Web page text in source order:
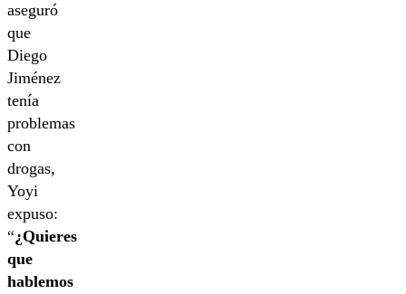
aseguró
que
Diego
Jiménez
tenía
problemas
con
drogas,
Yoyi
expuso:
“¿Quieres
que
hablemos